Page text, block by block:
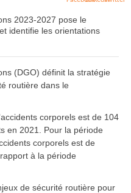
2023-2027 pose le
identifie les orientations
(DGO) définit la stratégie
routière dans le
corporels est de 104
en 2021. Pour la période
corporels est de
à la période
de sécurité routière pour